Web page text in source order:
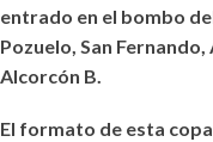
entrado en el bombo
Pozuelo, San
Alcorcón B.
El formato de esta